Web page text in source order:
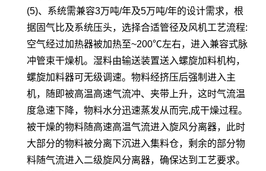
(5)、系统需兼容3万吨/年及5万吨/年的设计需求，根
据固气比及系统压头，选择合适管径及风机工艺流程:
空气经过加热器被加热至~200℃左右，进入兼容式脉
冲管束干燥机。湿料由输送装置送入螺旋加料机构，
螺旋加料器可无级调速。物料经挤压后强制进入主
机，随即被高温高速气流冲、夹带上升，这时气流温
度急速下降，物料水分迅速蒸发从而完,成干燥过程。
被干燥的物料随高速高温气流进入旋风分离器，此时
大部分的物料被分离下沉进入集料仓，剩余的部分物
料随气流进入二级旋风分离器，确保达到工艺要求。